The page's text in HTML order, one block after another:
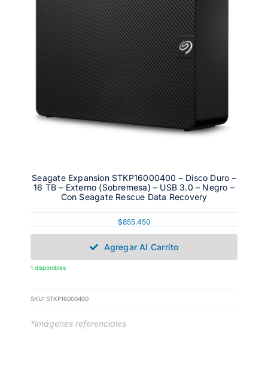
Seagate Expansion STKP16000400 – Disco Duro –
16 TB – Externo (sobremesa) – USB 3.0 – Negro –
Con Seagate Rescue Data Recovery
$855.450
Agregar Al Carrito
1 disponibles
SKU: STKP16000400
*imágenes referenciales